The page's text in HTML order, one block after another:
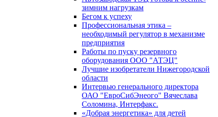
зимним нагрузкам
Бегом к успеху
Профессиональная этика –
необходимый регулятор в механизме
предприятия
Работы по пуску резервного
оборудования ООО "АТЭЦ"
Лучшие изобретатели Нижегородской
области
Интервью генерального директора
ОАО "ЕвроСибЭнеого" Вячеслава
Соломина, Интерфакс.
«Добрая энергетика» для детей